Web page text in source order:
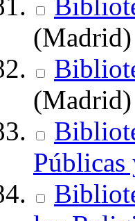
(Madrid)
(Madrid)